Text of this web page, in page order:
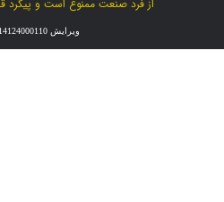
از فرد صنعت ممنوع است و پیگرد
ویرایش 11014124000110